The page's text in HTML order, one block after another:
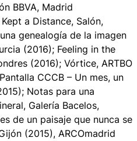
BBVA, Madrid
a Distance, Salón,
genealogía de la imagen
(2016); Feeling in the
(2016); Vórtice, ARTBO
Pantalla CCCB – Un mes, un
Notas para una
Galería Bacelos,
de un paisaje que nunca se
(2015), ARCOmadrid